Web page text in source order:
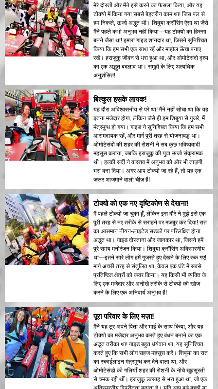
मेरे दोस्तों और मैंने इसे करने का फैसला किया, और यह
टोक्यो में किया गया सबसे बेहतरीन काम था! जिस पल से
हम निकले, ऊर्जा अद्भुत थी। शिबुया क्रॉसिंग ऐसा था जैसे
मैंने पहले कभी अनुभव नहीं किया—यह टोक्यो का हिस्सा
बनने जैसा था! हमारा गाइड शानदार था, जिसने सुनिश्चित
किया कि हम सभी एक साथ रहें और माहौल ऊँचा बनाए
रखें। हराजुकु जीवन से भरा हुआ था, और ओमोटेसंदो दृश्य
का एक अद्भुत बदलाव था। समूहों के लिए अत्यधिक
अनुशंसित!
बिल्कुल इसके लायक!
यह दौरा अविश्वसनीय से परे था! मैंने नहीं सोचा था कि यह
इतना मजेदार होगा, लेकिन जैसे ही हम शिबुया से गुजरे, मैं
मंत्रमुग्ध हो गया। गाइड ने सुनिश्चित किया कि हम सभी
आरामदायक रहें, और मार्ग पूरी तरह से योजनाबद्ध था।
ओमोटेसंदो की शहर की रोशनी ने सब कुछ भविष्यवादी
महसूस कराया, जबकि हराजुकू की युवा ऊर्जा संक्रामक
थी। हल्की सर्दी ने वास्तव में अनुभव को और भी ताज़गी
भरा बना दिया। अगर आप टोक्यो जा रहे हैं, तो यह एक
ज़रूर आजमाने वाली चीज़ है!
टोक्यो को एक नए दृष्टिकोण से देखना!
मैं पहले टोक्यो जा चुका हूँ, लेकिन इस दौरे ने मुझे इसे एक
पूरी तरह से नए तरीके से सराहने पर मजबूर कर दिया! रात
का आसमान नीयन-लाइटेड सड़कों पर परिलक्षित होना
अद्भुत था। गाइड दोस्ताना और जानकार था, जिसने हमें
पूरे समय मनोरंजन किया। शिबुया क्रॉसिंग अविस्मरणीय
था—इतने सारे लोग हमें गुजरते हुए देखने के लिए रुक गए!
मार्ग अच्छी तरह से संतुलित था, केवल एक घंटे में सबसे
प्रतिष्ठित क्षेत्रों को कवर किया। यह किसी भी व्यक्ति के
लिए एक मजेदार और अनोखे तरीके से टोक्यो की खोज
करने के लिए एक अनिवार्य अनुभव है!
पूरा परिवार के लिए मज़ा!
मैंने यह टूर अपने पिता और भाई के साथ किया, और यह
टोक्यो का मजेदार अनुभव करते हुए बंधन बनाने का एक
अद्भुत तरीका था! गाइड बहुत धैर्यवान था, यह सुनिश्चित
करते हुए कि सभी लोग सहज महसूस करें। शिबुया का रात
का स्काईलाइन मंत्रमुग्ध कर देने वाला था, और
ओमोटेसंडो की गलियाँ शहर की रोशनी के नीचे खूबसूरती
से चमक रही थीं। हराजुकू उत्साह से भरा हुआ था, जो एक